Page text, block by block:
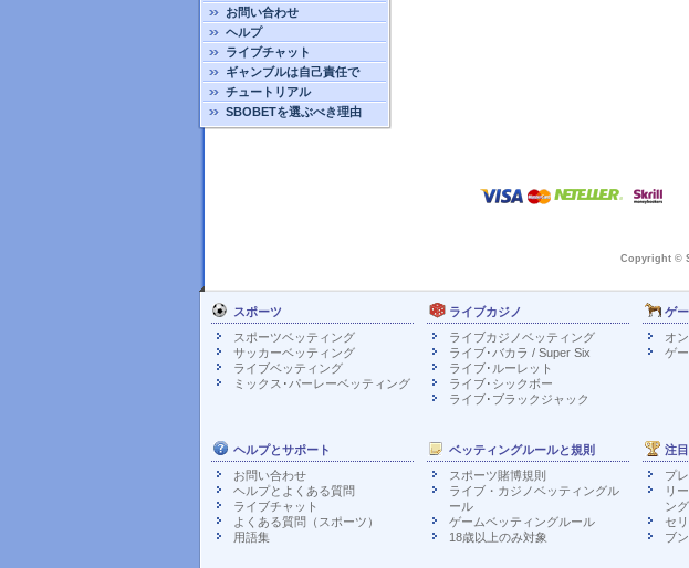
お問い合わせ
ヘルプ
ライブチャット
ギャンブルは自己責任で
チュートリアル
SBOBETを選ぶべき理由
Copyright ©
スポーツ
スポーツベッティング
サッカーベッティング
ライブベッティング
ミックス･パーレーベッティング
ライブカジノ
ライブカジノベッティング
ライブ･バカラ / Super Six
ライブ･ルーレット
ライブ･シックボー
ライブ･ブラックジャック
ゲ
オ
ゲ
ヘルプとサポート
お問い合わせ
ヘルプとよくある質問
ライブチャット
よくある質問（スポーツ）
用語集
ベッティングルールと規則
スポーツ賭博規則
ライブ・カジノベッティングル
ール
ゲームベッティングルール
18歳以上のみ対象
注
プ
リ
ング
セ
ブ